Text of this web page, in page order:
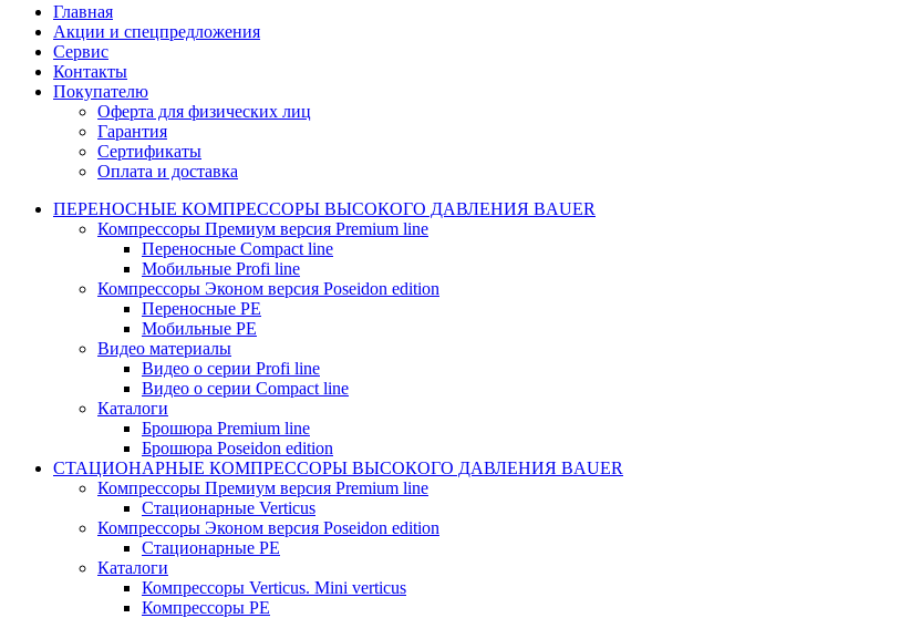
Главная
Акции и спецпредложения
Сервис
Контакты
Покупателю
Оферта для физических лиц
Гарантия
Сертификаты
Оплата и доставка
ПЕРЕНОСНЫЕ КОМПРЕССОРЫ ВЫСОКОГО ДАВЛЕНИЯ BAUER
Компрессоры Премиум версия Premium line
Переносные Compact line
Мобильные Profi line
Компрессоры Эконом версия Poseidon edition
Переносные PE
Мобильные PE
Видео материалы
Видео о серии Profi line
Видео о серии Compact line
Каталоги
Брошюра Premium line
Брошюра Poseidon edition
СТАЦИОНАРНЫЕ КОМПРЕССОРЫ ВЫСОКОГО ДАВЛЕНИЯ BAUER
Компрессоры Премиум версия Premium line
Стационарные Verticus
Компрессоры Эконом версия Poseidon edition
Стационарные PE
Каталоги
Компрессоры Verticus. Mini verticus
Компрессоры PE